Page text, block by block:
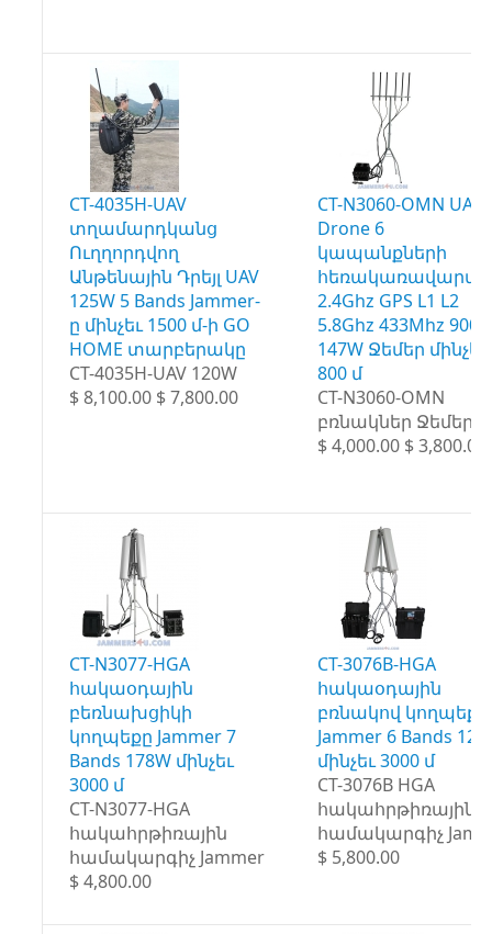
CT-4035H-UAV
տղամարդկանց
Ուղղորդվող
Անթենային Դրեյլ UAV
125W 5 Bands Jammer-
ը մինչեւ 1500 մ-ի GO
HOME տարբերակը
CT-4035H-UAV 120W
$ 8,100.00 $ 7,800.00
CT-N3060-OMN UAV
Drone 6
կապանքների
2.4Ghz GPS L1 L2
5.8Ghz 433Mhz
147W Ջեմեր մինչեւ
800 մ
CT-N3060-OMN
բռնակներ Ջեմեր
$ 4,000.00 $ 3,800.00
CT-N3077-HGA
հակաօդային
բեռնախցիկի
կողպեքը Jammer 7
Bands 178W մինչեւ
3000 մ
CT-N3077-HGA
հակահրթիռային
համակարգիչ Jammer
$ 4,800.00
CT-3076B-HGA
հակաօդային
բռնակով կողպեքը
Jammer 6 Bands
մինչեւ 3000 մ
CT-3076B HGA
հակահրթիռային
համակարգիչ
$ 5,800.00